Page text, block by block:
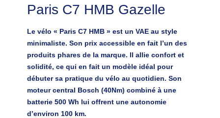
Paris C7 HMB Gazelle
Le vélo « Paris C7 HMB » est un VAE au style
minimaliste. Son prix accessible en fait l’un des
produits phares de la marque. Il allie confort et
solidité, ce qui en fait un modèle idéal pour
débuter sa pratique du vélo au quotidien. Son
moteur central Bosch (40Nm) combiné à une
batterie 500 Wh lui offrent une autonomie
d’environ 100 km.